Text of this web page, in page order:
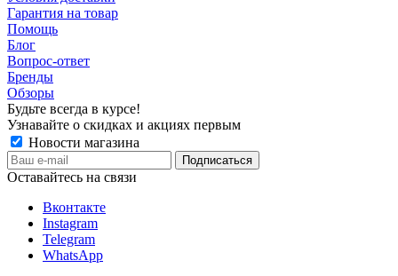
Гарантия на товар
Помощь
Блог
Вопрос-ответ
Бренды
Обзоры
Будьте всегда в курсе!
Узнавайте о скидках и акциях первым
Новости магазина
Оставайтесь на связи
Вконтакте
Instagram
Telegram
WhatsApp